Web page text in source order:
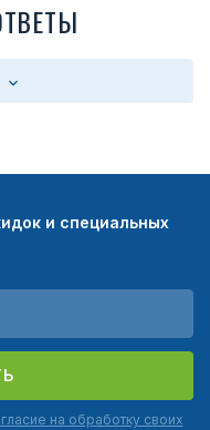
и специальных
на обработку своих